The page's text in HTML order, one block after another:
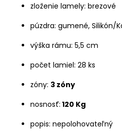
zloženie lamely: brezové
púzdra: gumené, Silikón/
výška rámu: 5,5 cm
počet lamiel: 28 ks
zóny: 3 zóny
nosnosť: 120 Kg
popis: nepolohovateľný